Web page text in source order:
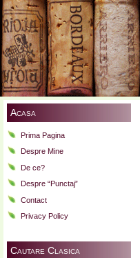
Acasa
Prima Pagina
Despre Mine
De ce?
Despre “Punctaj”
Contact
Privacy Policy
Cautare Clasica